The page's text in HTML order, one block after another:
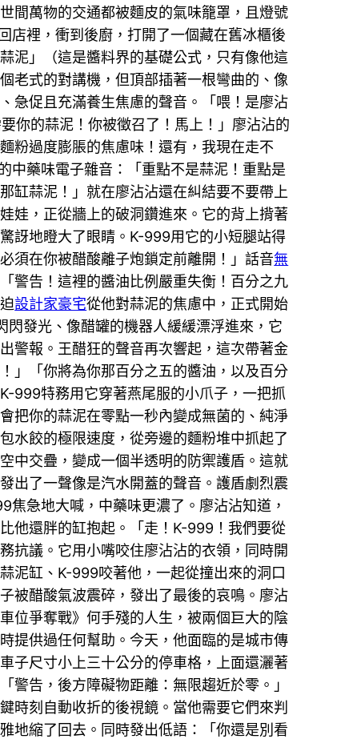
間萬物的交通都被麵皮的氣味籠罩，且燈號
店裡，衝到後廚，打開了一個藏在舊冰櫃後
泥」（這是醬料界的基礎公式，只有像他這
老式的對講機，但頂部插著一根彎曲的、像
急促且充滿養生焦慮的聲音。「喂！是廖沾
你的蒜泥！你被徵召了！馬上！」廖沾沾的
粉過度膨脹的焦慮味！還有，我現在走不
中藥味電子雜音：「重點不是蒜泥！重點是
蒜泥！」就在廖沾沾還在糾結要不要帶上
娃，正從牆上的破洞鑽進來。它的背上揹著
訝地瞪大了眼睛。K-999用它的小短腿站得
須在你被醋酸離子炮鎖定前離開！」話音無
警告！這裡的醬油比例嚴重失衡！百分之九
設計家豪宅從他對蒜泥的焦慮中，正式開始
發光、像醋罐的機器人緩緩漂浮進來，它
警報。王醋狂的聲音再次響起，這次帶著金
」「你將為你那百分之五的醬油，以及百分
999特務用它穿著燕尾服的小爪子，一把抓
把你的蒜泥在零點一秒內變成無菌的、純淨
水餃的極限速度，從旁邊的麵粉堆中抓起了
中交疊，變成一個半透明的防禦護盾。這就
出了一聲像是汽水開蓋的聲音。護盾劇烈震
急地大喊，中藥味更濃了。廖沾沾知道，
他還胖的缸抱起。「走！K-999！我們要從
抗議。它用小嘴咬住廖沾沾的衣領，同時開
泥缸、K-999咬著他，一起從撞出來的洞口
被醋酸氣波震碎，發出了最後的哀鳴。廖沾
位爭奪戰》何手殘的人生，被兩個巨大的陰
提供過任何幫助。今天，他面臨的是城市傳
子尺寸小上三十公分的停車格，上面還灑著
告，後方障礙物距離：無限趨近於零。」
時刻自動收折的後視鏡。當他需要它們來判
地縮了回去。同時發出低語：「你還是別看